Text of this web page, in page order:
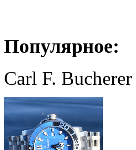
Популярное:
Carl F.